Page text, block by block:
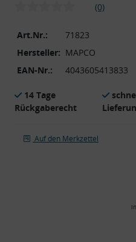
(0)
Art.Nr.:
71823
Hersteller: MAPCO
EAN-Nr.:
4043605413833
14 Tage
Rückgaberecht
Auf den Merkzettel